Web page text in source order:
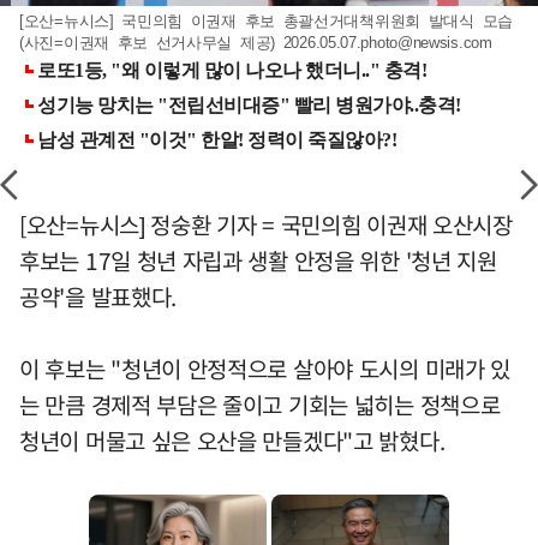
[오산=뉴시스] 국민의힘 이권재 후보 총괄선거대책위원회 발대식 모습
(사진=이권재 후보 선거사무실 제공) 2026.05.07.photo@newsis.com
[오산=뉴시스] 정숭환 기자 = 국민의힘 이권재 오산시장
후보는 17일 청년 자립과 생활 안정을 위한 '청년 지원
공약'을 발표했다.
이 후보는 "청년이 안정적으로 살아야 도시의 미래가 있
는 만큼 경제적 부담은 줄이고 기회는 넓히는 정책으로
청년이 머물고 싶은 오산을 만들겠다"고 밝혔다.